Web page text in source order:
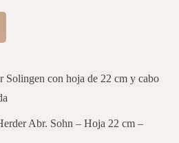
Abr. Sohn – Hoja 22 cm –